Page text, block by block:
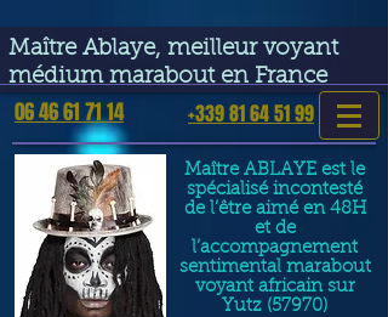
Maître Ablaye, meilleur voyant
médium marabout en France
06 46 61 71 14 +339 81 64 51 99
Maître ABLAYE est le
spécialisé incontesté
de l’être aimé en 48H
et de
l’accompagnement
sentimental marabout
voyant africain sur
Yutz (57970)